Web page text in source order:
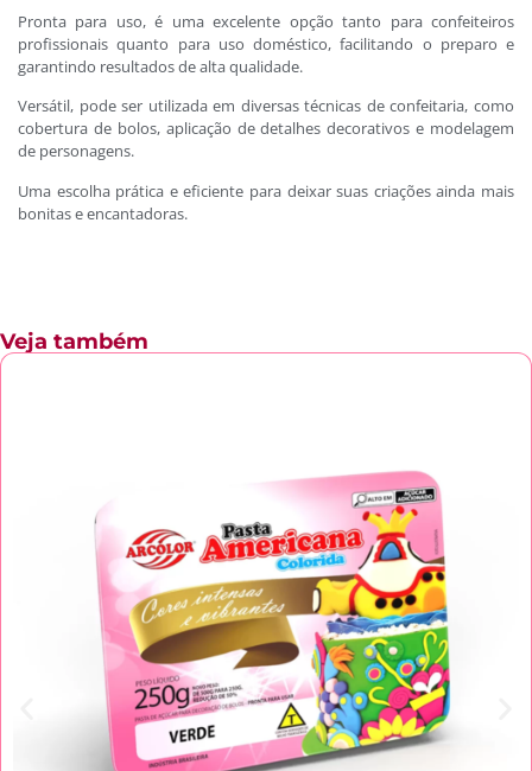
Pronta para uso, é uma excelente opção tanto para confeiteiros
profissionais quanto para uso doméstico, facilitando o preparo e
garantindo resultados de alta qualidade.
Versátil, pode ser utilizada em diversas técnicas de confeitaria, como
cobertura de bolos, aplicação de detalhes decorativos e modelagem
de personagens.
Uma escolha prática e eficiente para deixar suas criações ainda mais
bonitas e encantadoras.
Veja também